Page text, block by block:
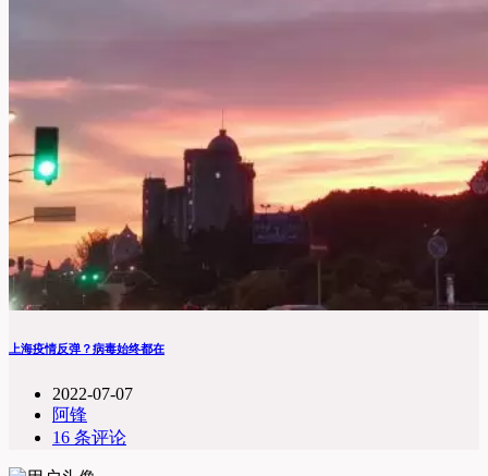
上海疫情反弹？病毒始终都在
2022-07-07
阿锋
16 条评论